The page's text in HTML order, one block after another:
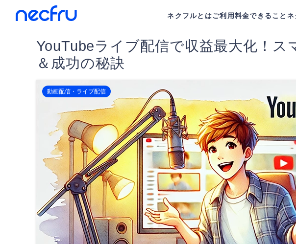
ネクフルとはご利用料金できること ネ
YouTubeライブ配信で収益最大化！ス
＆成功の秘訣
動画配信・ライブ配信